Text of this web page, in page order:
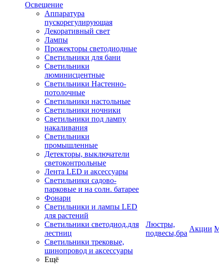
Освещение
Аппаратура
пускорегулирующая
Декоративный свет
Лампы
Прожекторы светодиодные
Светильники для бани
Светильники
люминисцентные
Светильники Настенно-
потолочные
Светильники настольные
Светильники ночники
Светильники под лампу
накаливания
Светильники
промышленные
Детекторы, выключатели
светоконтрольные
Лента LED и аксессуары
Светильники садово-
парковые и на солн. батарее
Фонари
Светильники и лампы LED
для растений
Светильники светодиод.для
лестниц
Светильники трековые,
шинопровод и аксессуары
Ещё
Люстры,
подвесы,бра
Акции